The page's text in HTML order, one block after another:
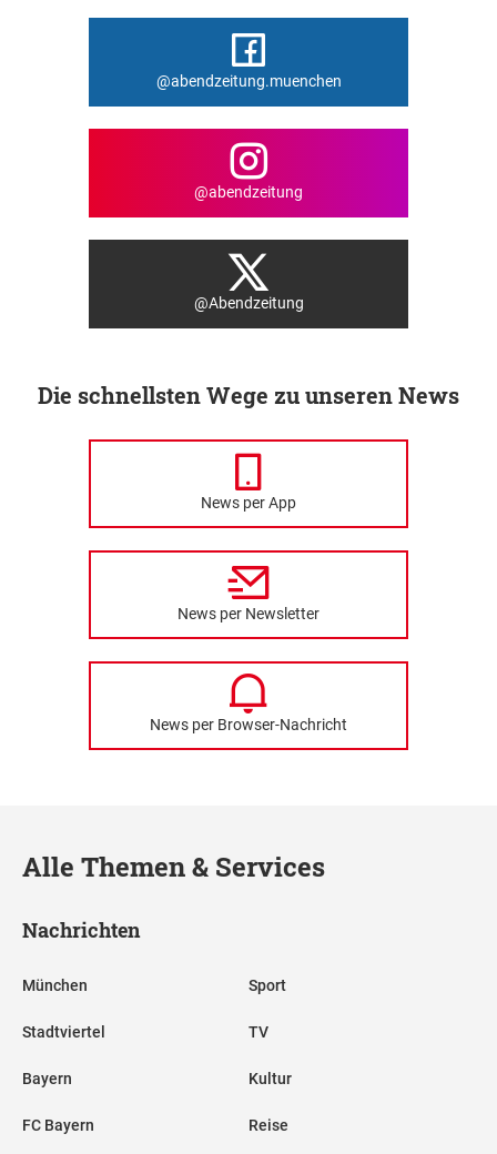
@abendzeitung.muenchen
@abendzeitung
@Abendzeitung
Die schnellsten Wege zu unseren News
News per App
News per Newsletter
News per Browser-Nachricht
Alle Themen & Services
Nachrichten
München
Stadtviertel
Bayern
FC Bayern
Sport
TV
Kultur
Reise